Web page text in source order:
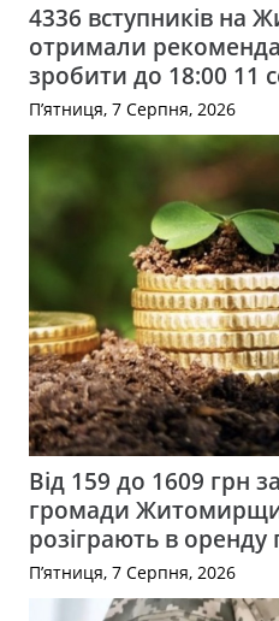
4336 вступників на
отримали
зробити до 18:00 11
П’ятниця, 7 Серпня, 2026
Від 159 до 1609 грн
громади
розіграють в оренду
П’ятниця, 7 Серпня, 2026